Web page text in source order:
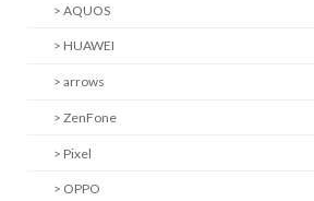
> AQUOS
> HUAWEI
> arrows
> ZenFone
> Pixel
> OPPO